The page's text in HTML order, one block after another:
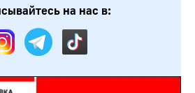
на нас в: